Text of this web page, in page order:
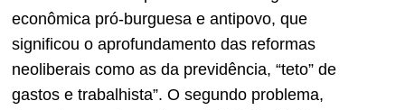
econômica pró-burguesa e antipovo, que
significou o aprofundamento das reformas
neoliberais como as da previdência, “teto” de
gastos e trabalhista”. O segundo problema,